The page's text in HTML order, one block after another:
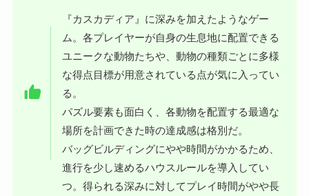
『カスカディア』に深みを加えたようなゲー
ム。各プレイヤーが自身の生息地に配置できる
ユニークな動物たちや、動物の種類ごとに多様
な得点目標が用意されている点が気に入ってい
る。
パズル要素も面白く、各動物を配置する最適な
場所を計画できた時の達成感は格別だ。
バッグビルディングにやや時間がかかるため、
進行を少し速めるハウスルールを導入してい
つ。得られる深みに対してプレイ時間がやや長